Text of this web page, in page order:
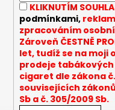
e
e
n
a
KLIKNUTÍM
podmínkami,
zpracováním
Zároveň ČESTNĚ
let, tudíž se na moji
prodeje
cigaret dle zákona
souvisejících
Sb a č. 305/2009 Sb.